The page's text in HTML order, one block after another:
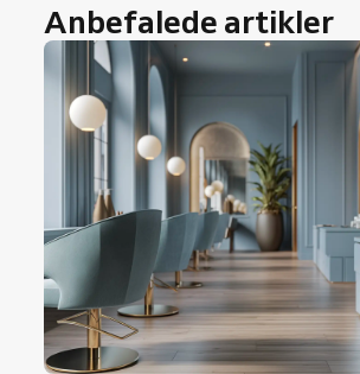
Anbefalede artikler